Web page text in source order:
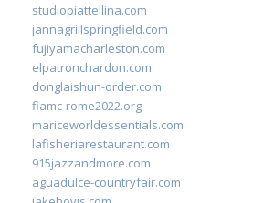
studiopiattellina.com
jannagrillspringfield.com
fujiyamacharleston.com
elpatronchardon.com
donglaishun-order.com
fiamc-rome2022.org
mariceworldessentials.com
lafisheriarestaurant.com
915jazzandmore.com
aguadulce-countryfair.com